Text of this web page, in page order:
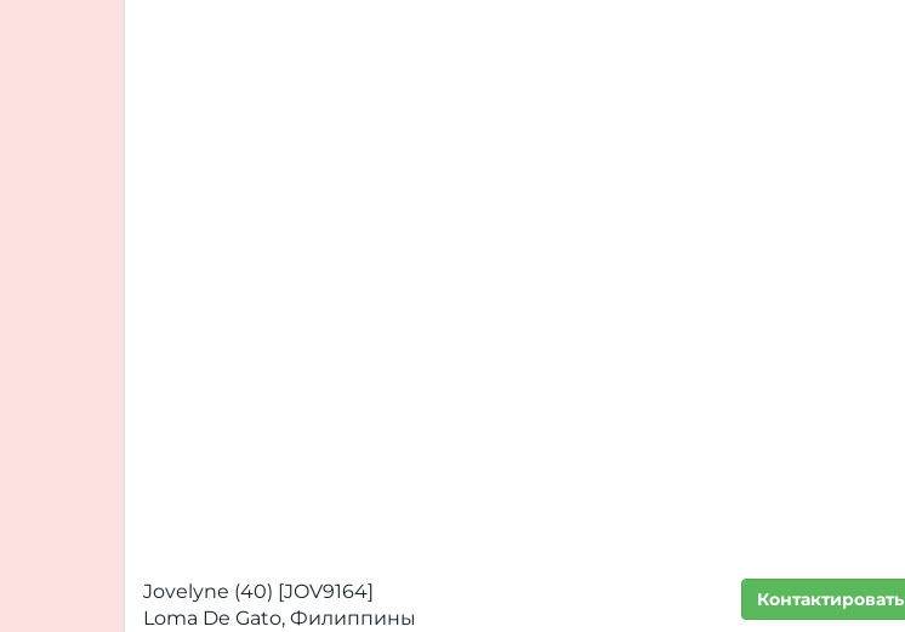
Контактировать
Jovelyne (40) [JOV9164]
Loma De Gato, Филиппины